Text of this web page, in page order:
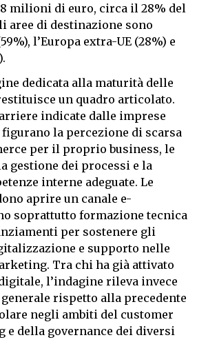
milioni di euro, circa il 28% del
aree di destinazione sono
l’Europa extra-UE (28%) e
dedicata alla maturità delle
un quadro articolato.
indicate dalle imprese
la percezione di scarsa
per il proprio business, le
gestione dei processi e la
interne adeguate. Le
aprire un canale e-
soprattutto formazione tecnica
per sostenere gli
e supporto nelle
Tra chi ha già attivato
l’indagine rileva invece
rispetto alla precedente
negli ambiti del customer
e della governance dei diversi